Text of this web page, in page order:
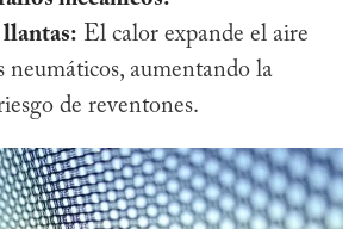
llantas: El calor expande el aire
neumáticos, aumentando la
de reventones.